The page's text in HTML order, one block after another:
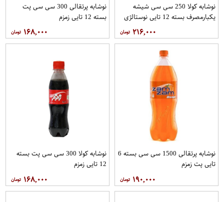
نوشابه کولا 250 سی سی شیشه
یکبارمصرف بسته 12 تایی نوستالژی
۲۱۶,۰۰۰
نوشابه پرتقالی 300 سی سی پت
بسته 12 تایی زمزم
۱۶۸,۰۰۰
نوشابه پرتقالی 1500 سی سی بسته 6
تایی پت زمزم
۱۹۰,۰۰۰
نوشابه کولا 300 سی سی پت بسته
12 تایی زمزم
۱۶۸,۰۰۰